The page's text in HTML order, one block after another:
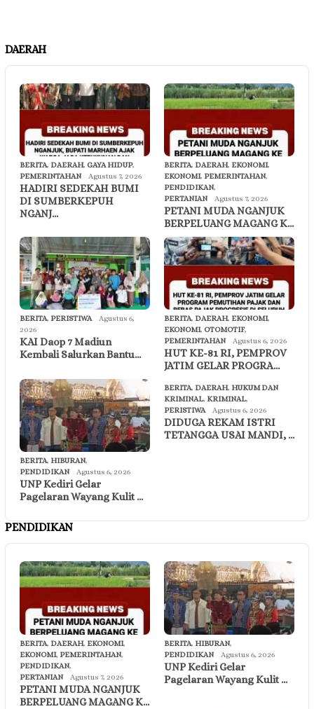
DAERAH
BERITA, DAERAH, GAYA HIDUP,
PEMERINTAHAN
Agustus 7, 2026
HADIRI SEDEKAH BUMI
DI SUMBERKEPUH
NGANJ…
BERITA, DAERAH, EKONOMI,
EKONOMI, PEMERINTAHAN,
PENDIDIKAN,
PERTANIAN
Agustus 7, 2026
PETANI MUDA NGANJUK
BERPELUANG MAGANG K…
BERITA, PERISTIWA
Agustus 6,
2026
KAI Daop 7 Madiun
Kembali Salurkan Bantu…
BERITA, DAERAH, EKONOMI,
EKONOMI, OTOMOTIF,
PEMERINTAHAN
Agustus 6, 2026
HUT KE-81 RI, PEMPROV
JATIM GELAR PROGRA…
BERITA, HIBURAN,
PENDIDIKAN
Agustus 6, 2026
UNP Kediri Gelar
Pagelaran Wayang Kulit …
BERITA, DAERAH, HUKUM DAN
KRIMINAL, KRIMINAL,
PERISTIWA
Agustus 6, 2026
DIDUGA REKAM ISTRI
TETANGGA USAI MANDI, …
PENDIDIKAN
BERITA, DAERAH, EKONOMI,
EKONOMI, PEMERINTAHAN,
PENDIDIKAN,
PERTANIAN
Agustus 7, 2026
PETANI MUDA NGANJUK
BERPELUANG MAGANG K…
BERITA, HIBURAN,
PENDIDIKAN
Agustus 6, 2026
UNP Kediri Gelar
Pagelaran Wayang Kulit …